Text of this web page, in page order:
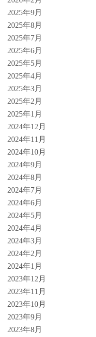
2025年9月
2025年8月
2025年7月
2025年6月
2025年5月
2025年4月
2025年3月
2025年2月
2025年1月
2024年12月
2024年11月
2024年10月
2024年9月
2024年8月
2024年7月
2024年6月
2024年5月
2024年4月
2024年3月
2024年2月
2024年1月
2023年12月
2023年11月
2023年10月
2023年9月
2023年8月